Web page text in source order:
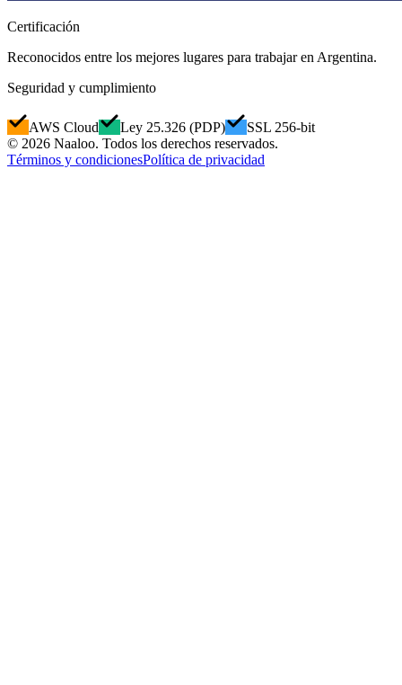
Certificación
Reconocidos entre los mejores lugares para trabajar en Argentina.
Seguridad y cumplimiento
AWS Cloud Ley 25.326 (PDP)
SSL 256-bit
© 2026 Naaloo. Todos los derechos reservados.
Términos y condicionesPolítica de privacidad